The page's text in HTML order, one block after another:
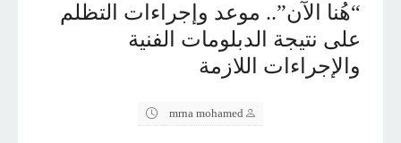
“هُنا الآن”.. موعد وإجراءات التظلم
على نتيجة الدبلومات الفنية
والإجراءات اللازمة
mrna mohamed